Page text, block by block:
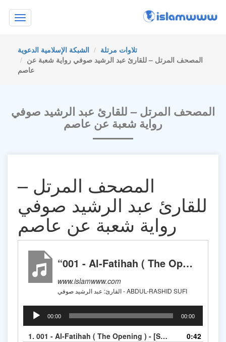
Toggle
navigation
الشبكة الإسلامية الدعوية
تلاوات مرتلة
المصحف المرتل – للقارئ عبد الرشيد صوفي رواية شعبة عن
عاصم
المصحف المرتل – للقارئ عبد الرشيد صوفي
رواية شعبة عن عاصم
المصحف المرتل –
للقارئ عبد الرشيد صوفي
رواية شعبة عن عاصم
“001 - Al-Fatihah ( The Opening ) - [Shoaba narration] - رواية شعبة عن عاصم - سورة الفاتحة”
www.islamwww.com
القارئ: عبد الرشيد صوفي - ABDUL-RASHID SUFI
Audio
Player
00:00 00:00
1.
0:42